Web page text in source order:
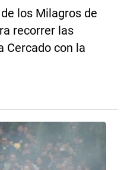
los Milagros de
recorrer las
Cercado con la